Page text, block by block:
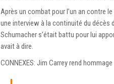
Après un combat pour l’un an contre
une interview à la continuité du décès
Schumacher s’était battu pour lui
avait à dire.
CONNEXES: Jim Carrey rend